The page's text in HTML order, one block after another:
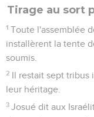
Tirage au sort
1 Toute l'assemblée
installèrent la tente
soumis.
2 Il restait sept tribus
leur héritage.
3 Josué dit aux